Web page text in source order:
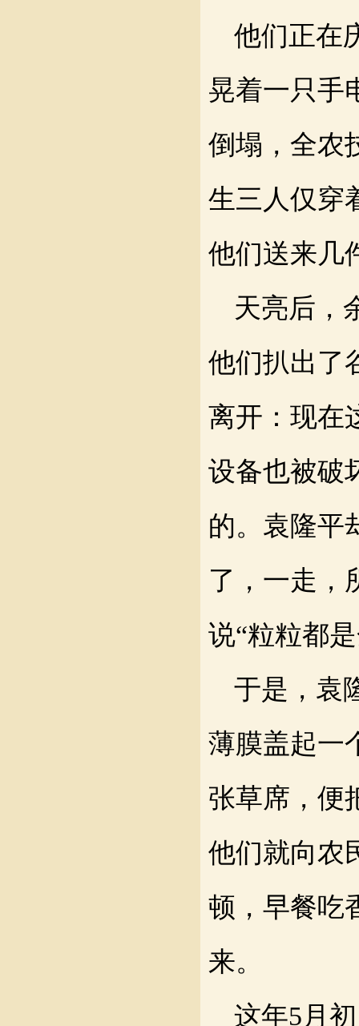
他们正在
晃着一只手
倒塌，全农
生三人仅穿
他们送来几
天亮后，
他们扒出了
离开 ： 现在
设备也被破
的。袁隆平
了，一走
说“粒粒都
于是， 袁
薄膜盖起一
张草席，便
他们就向农
顿，早餐吃
来。
这年5月